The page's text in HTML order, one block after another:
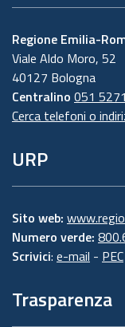
Regione Emilia-
Viale Aldo Moro, 52
40127 Bologna
Centralino 051 5271
Cerca telefoni o
URP
Sito web:
Numero verde:
Scrivici: e-mail - PEC
Trasparenza